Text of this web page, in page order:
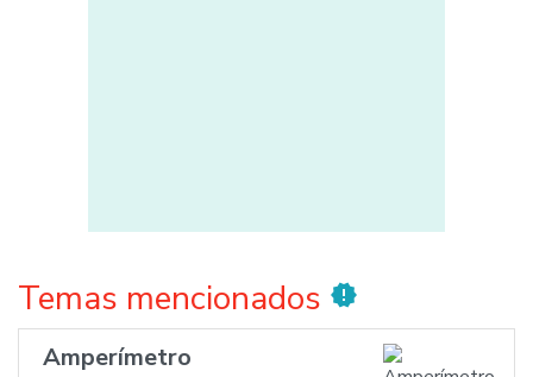
Temas mencionados new_releases
Amperímetro